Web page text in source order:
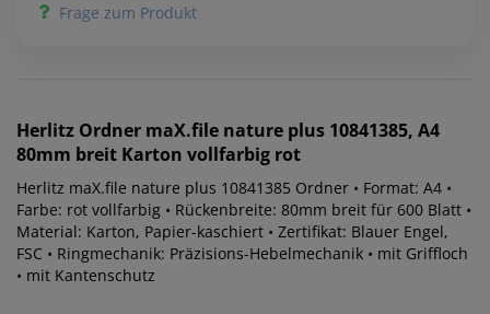
Frage zum Produkt
Herlitz Ordner maX.file nature plus 10841385, A4
80mm breit Karton vollfarbig rot
Herlitz maX.file nature plus 10841385 Ordner • Format: A4 •
Farbe: rot vollfarbig • Rückenbreite: 80mm breit für 600 Blatt •
Material: Karton, Papier-kaschiert • Zertifikat: Blauer Engel,
FSC • Ringmechanik: Präzisions-Hebelmechanik • mit Griffloch
• mit Kantenschutz